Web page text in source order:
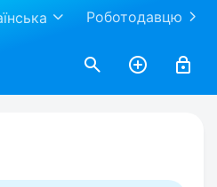
Роботодавцю